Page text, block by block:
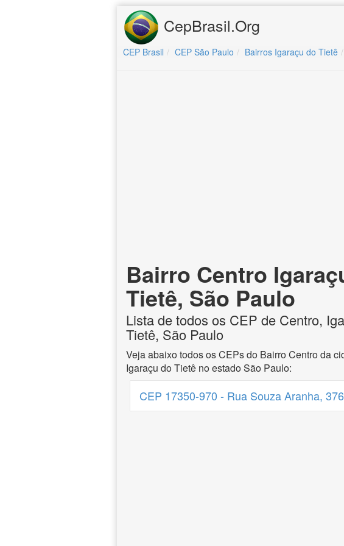
CepBrasil.Org
CEP Brasil CEP São Paulo Bairros Igaraçu do Tietê
Bairro Centro
Tietê, São Paulo
Lista de todos os CEP de Centro,
Tietê, São Paulo
Veja abaixo todos os CEPs do Bairro Centro da
Igaraçu do Tietê no estado São Paulo:
CEP 17350-970 - Rua Souza Aranha, 376